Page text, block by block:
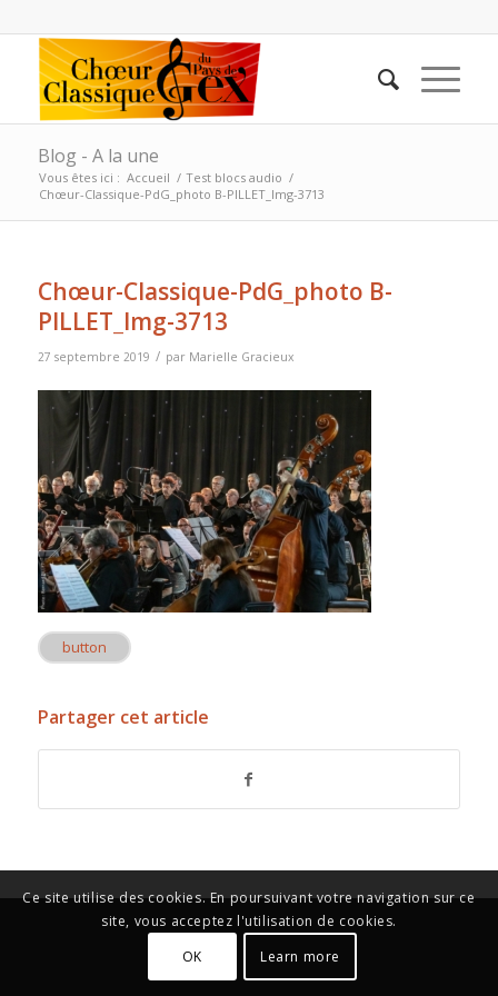
Blog - A la une
Vous êtes ici : Accueil / Test blocs audio /
Chœur-Classique-PdG_photo B-PILLET_Img-3713
Chœur-Classique-PdG_photo B-
PILLET_Img-3713
27 septembre 2019 / par Marielle Gracieux
button
Partager cet article
Ce site utilise des cookies. En poursuivant votre navigation sur ce
site, vous acceptez l'utilisation de cookies.
OK
Learn more